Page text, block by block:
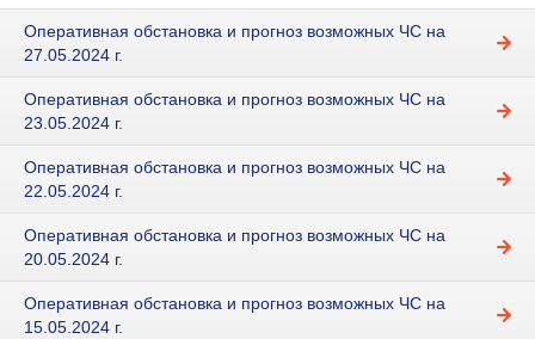
Оперативная обстановка и прогноз возможных ЧС на
27.05.2024 г.
Оперативная обстановка и прогноз возможных ЧС на
23.05.2024 г.
Оперативная обстановка и прогноз возможных ЧС на
22.05.2024 г.
Оперативная обстановка и прогноз возможных ЧС на
20.05.2024 г.
Оперативная обстановка и прогноз возможных ЧС на
15.05.2024 г.